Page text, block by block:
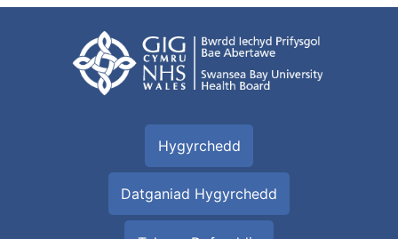
Hygyrchedd
Datganiad Hygyrchedd